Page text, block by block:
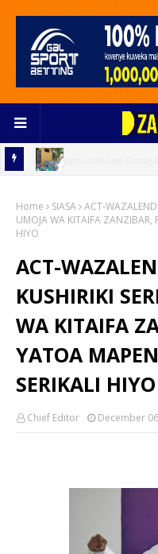
Inayohitaji Hatua Za
Home SIASA ACT-
UMOJA WA KITAIFA ZANZIBAR,
HIYO
ACT-
KUSHIRIKI
WA KITAIFA
YATOA
SERIKALI HIYO
Chief Editor December